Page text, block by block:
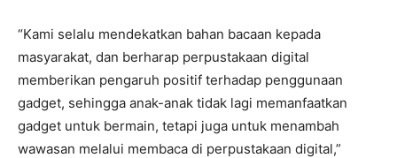
“Kami selalu mendekatkan bahan bacaan kepada
masyarakat, dan berharap perpustakaan digital
memberikan pengaruh positif terhadap penggunaan
gadget, sehingga anak-anak tidak lagi memanfaatkan
gadget untuk bermain, tetapi juga untuk menambah
wawasan melalui membaca di perpustakaan digital,”